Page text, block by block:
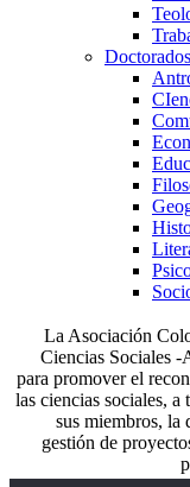
Doctorados
La Asociación
Ciencias Sociales
para promover el
las ciencias sociales,
sus miembros, la
gestión de